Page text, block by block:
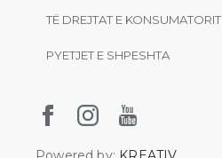
TË DREJTAT E KONSUMATORIT
PYETJET E SHPESHTA